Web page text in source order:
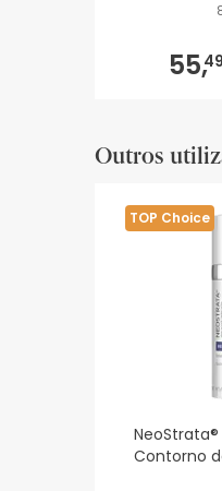
55,
Outros
TOP Choice
Contorno